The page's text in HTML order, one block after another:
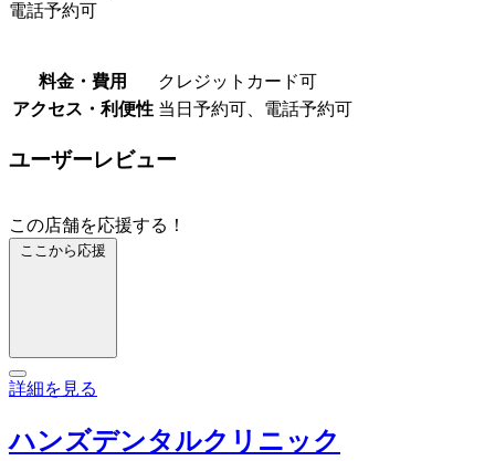
電話予約可
料金・費用
クレジットカード可
アクセス・利便性 当日予約可、電話予約可
ユーザーレビュー
この店舗を応援する！
ここから応援
詳細を見る
ハンズデンタルクリニック